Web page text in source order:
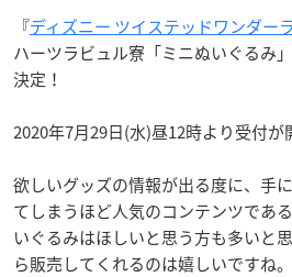
『ディズニー ツイステッドワンダー
ハーツラビュル寮「ミニぬいぐるみ
決定！
2020年7月29日(水)昼12時より受付が
欲しいグッズの情報が出る度に、手
てしまうほど人気のコンテンツであ
いぐるみはほしいと思う方も多いと
ら販売してくれるのは嬉しいですね。